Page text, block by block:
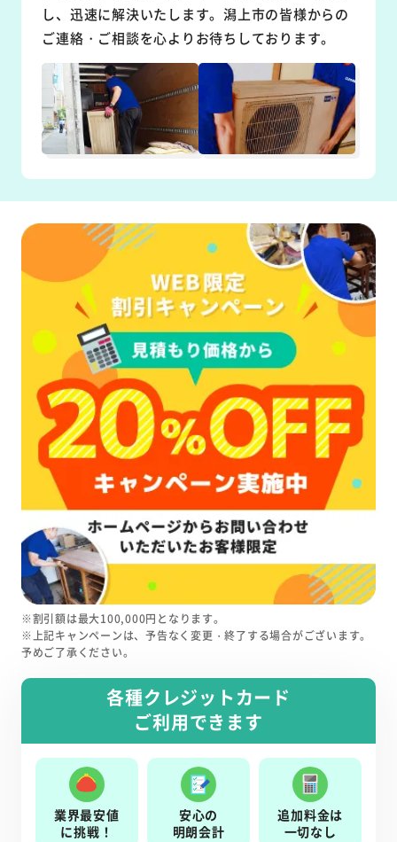
し、迅速に解決いたします。潟上市の皆様からの
ご連絡・ご相談を心よりお待ちしております。
※割引額は最大100,000円となります。
※上記キャンペーンは、予告なく変更・終了する場合がございます。
予めご了承ください。
各種クレジットカード
ご利用できます
業界最安値
に挑戦！
安心の
明朗会計
追加料金は
一切なし